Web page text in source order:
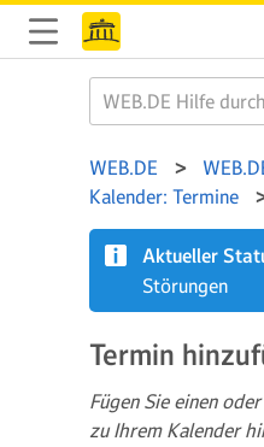
WEB.DE
Kalender: Termine
Aktueller
Störungen
Termin
Fügen Sie einen
zu Ihrem Kalender